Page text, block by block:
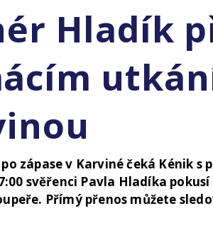
Hladík
po zápase v Karviné čeká Kénik
svěřenci Pavla Hladíka
Přímý přenos můžete